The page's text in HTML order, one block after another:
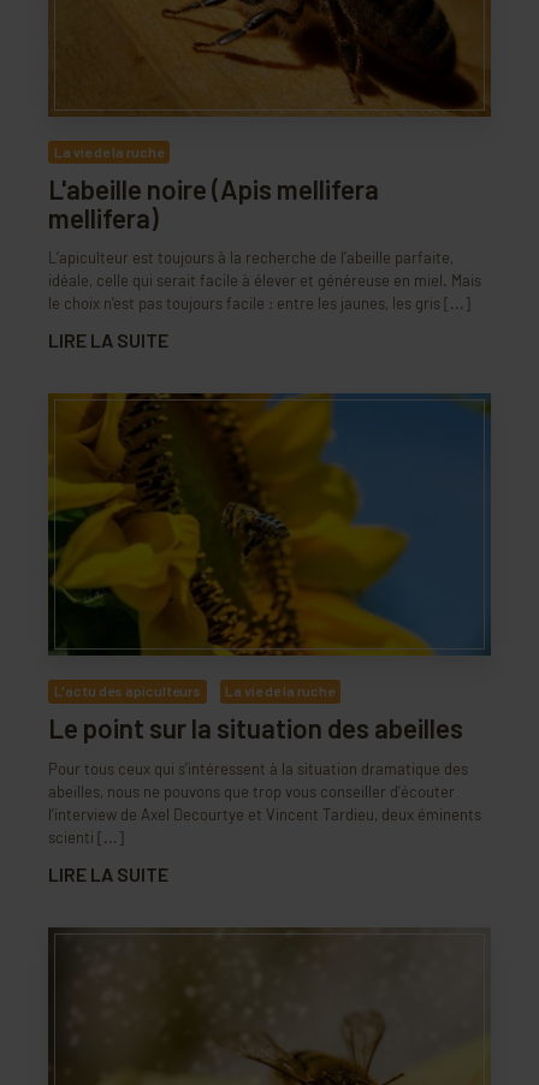
La vie de la ruche
L'abeille noire (Apis mellifera
mellifera)
L’apiculteur est toujours à la recherche de l’abeille parfaite,
idéale, celle qui serait facile à élever et généreuse en miel. Mais
le choix n’est pas toujours facile : entre les jaunes, les gris [...]
LIRE LA SUITE
L'actu des apiculteurs La vie de la ruche
Le point sur la situation des abeilles
Pour tous ceux qui s’intéressent à la situation dramatique des
abeilles, nous ne pouvons que trop vous conseiller d’écouter
l’interview de Axel Decourtye et Vincent Tardieu, deux éminents
scienti [...]
LIRE LA SUITE